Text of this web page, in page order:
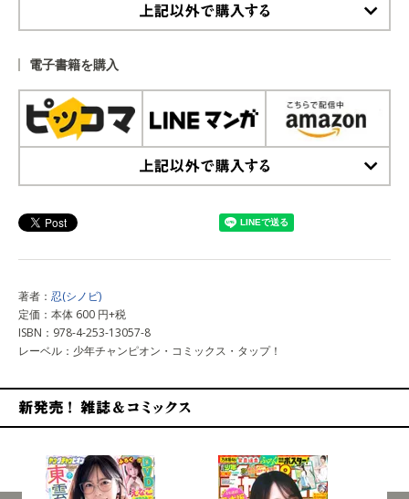
電子書籍を購入
著者： 忍(シノビ)
定価：本体 600 円+税
ISBN：978-4-253-13057-8
レーベル：少年チャンピオン・コミックス・タップ！